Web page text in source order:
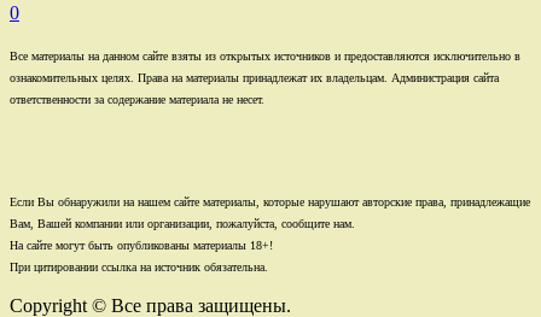
0
Все материалы на данном сайте взяты из открытых источников и предоставляются исключительно в
ознакомительных целях. Права на материалы принадлежат их владельцам. Администрация сайта
ответственности за содержание материала не несет.
Если Вы обнаружили на нашем сайте материалы, которые нарушают авторские права, принадлежащие
Вам, Вашей компании или организации, пожалуйста, сообщите нам.
На сайте могут быть опубликованы материалы 18+!
При цитировании ссылка на источник обязательна.
Copyright © Все права защищены.